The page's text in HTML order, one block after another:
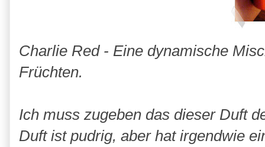
Charlie Red - Eine dynamische
Früchten.
Ich muss zugeben das dieser Duft
Duft ist pudrig, aber hat irgendwie